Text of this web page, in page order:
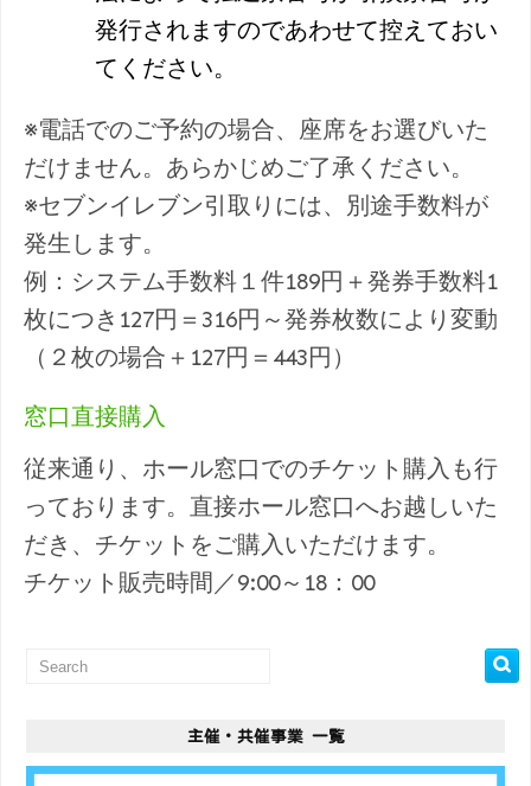
発行されますのであわせて控えておい
てください。
※電話でのご予約の場合、座席をお選びいた
だけません。あらかじめご了承ください。
※セブンイレブン引取りには、別途手数料が
発生します。
例：システム手数料１件189円＋発券手数料1
枚につき127円＝316円～発券枚数により変動
（２枚の場合＋127円＝443円）
窓口直接購入
従来通り、ホール窓口でのチケット購入も行
っております。直接ホール窓口へお越しいた
だき、チケットをご購入いただけます。
チケット販売時間／9:00～18：00
主催・共催事業 一覧